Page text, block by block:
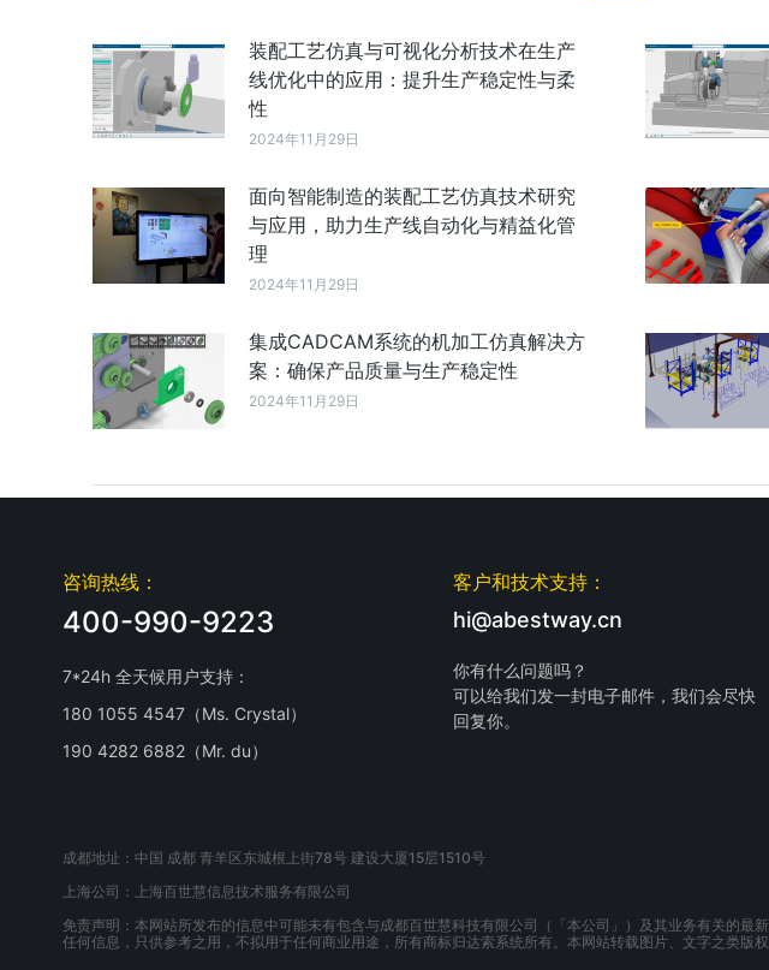
装配工艺仿真与可视化分析技术在生产
线优化中的应用：提升生产稳定性与柔
性
2024年11月29日
面向智能制造的装配工艺仿真技术研究
与应用，助力生产线自动化与精益化管
理
2024年11月29日
集成CADCAM系统的机加工仿真解决方
案：确保产品质量与生产稳定性
2024年11月29日
咨询热线：
400-990-9223
7*24h 全天候用户支持：
180 1055 4547（Ms. Crystal）
190 4282 6882（Mr. du）
客户和技术支持：
hi@abestway.cn
你有什么问题吗？
可以给我们发一封电子邮件，我们会尽快
回复你。
成都地址：中国 成都 青羊区东城根上街78号 建设大厦15层1510号
上海公司：上海百世慧信息技术服务有限公司
免责声明：本网站所发布的信息中可能未有包含与成都百世慧科技有限公司（「本公司」）及其业务有关的
任何信息，只供参考之用，不拟用于任何商业用途，所有商标归达索系统所有。本网站转载图片、文字之类